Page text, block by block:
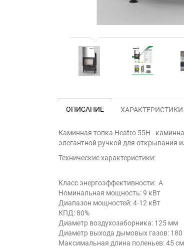
ОПИСАНИЕ ХАРАКТЕРИСТИКИ
Каминная топка Heatro 55H -
элегантной ручкой для открывания
Технические характеристики:
Класс энергоэффективности: А
Номинальная мощность: 9 кВт
Диапазон мощностей: 4-12 кВт
КПД: 80%
Диаметр воздухозаборника: 125 мм
Диаметр выхода дымовых газов:
Максимальная длина поленьев: 45 см